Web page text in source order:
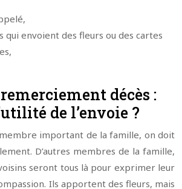
qui envoient des fleurs ou des cartes
décès :
de l’envoie ?
membre important de la famille, on doit
D’autres membres de la famille,
seront tous là pour exprimer leur
Ils apportent des fleurs, mais